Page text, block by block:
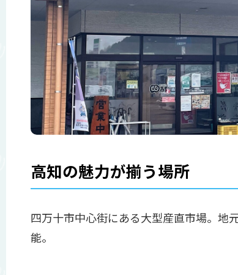
高知の魅力が揃う場所
四万十市中心街にある大型産直市場。地
能。